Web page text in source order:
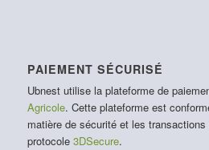
PAIEMENT SÉCURISÉ
Ubnest utilise la plateforme de
Agricole. Cette plateforme est
matière de sécurité et les
protocole 3DSecure.